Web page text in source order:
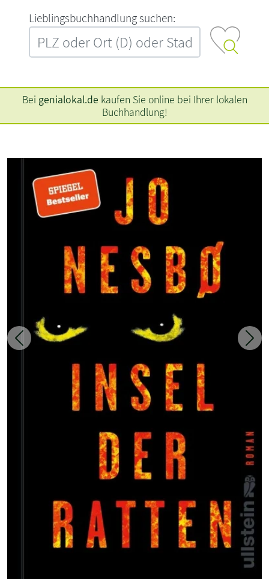
L‍i‍e‍b‍l‍i‍n‍g‍s‍b‍u‍c‍h‍h‍a‍n‍d‍l‍u‍n‍g‍ ‍s‍u‍c‍h‍e‍n‍:‍
Bei genialokal.de kaufen Sie online bei Ihrer lokalen
Buchhandlung!
Zurück